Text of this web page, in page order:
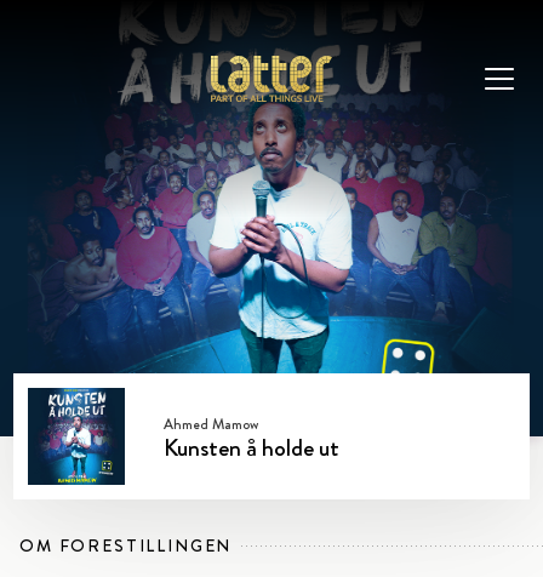
Ahmed Mamow
Kunsten å holde ut
OM FORESTILLINGEN